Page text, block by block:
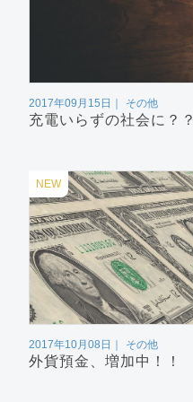
2017年09月15日 その他
充電いらずの社会に？？
NEW
2017年10月08日 その他
外貨預金、増加中！！